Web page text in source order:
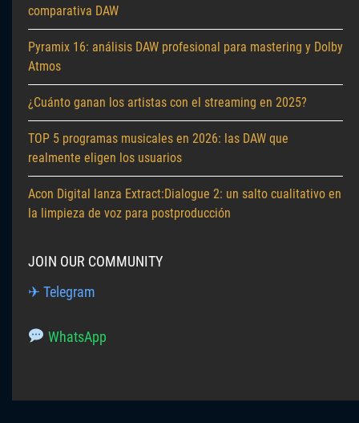
comparativa DAW
Pyramix 16: análisis DAW profesional para mastering y Dolby
Atmos
¿Cuánto ganan los artistas con el streaming en 2025?
TOP 5 programas musicales en 2026: las DAW que
realmente eligen los usuarios
Acon Digital lanza Extract:Dialogue 2: un salto cualitativo en
la limpieza de voz para postproducción
JOIN OUR COMMUNITY
✈ Telegram
WhatsApp